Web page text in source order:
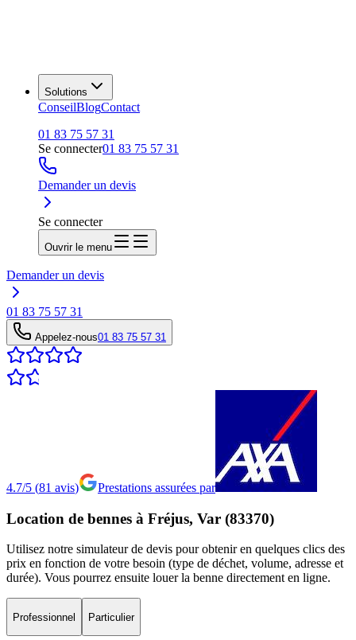
Solutions
ConseilBlogContact
01 83 75 57 31
Se connecter01 83 75 57 31
Demander un devis
Se connecter
Ouvrir le menu
Demander un devis
01 83 75 57 31
Appelez-nous01 83 75 57 31
4.7/5 (81 avis) Prestations assurées par
Location de bennes à Fréjus, Var (83370)
Utilisez notre simulateur de devis pour obtenir en quelques clics des
prix en fonction de votre besoin (type de déchet, volume, adresse et
durée). Vous pourrez ensuite louer la benne directement en ligne.
Professionnel Particulier